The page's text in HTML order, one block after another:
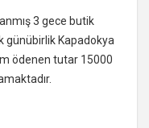
3 gece butik
günübirlik Kapadokya
ödenen tutar 15000